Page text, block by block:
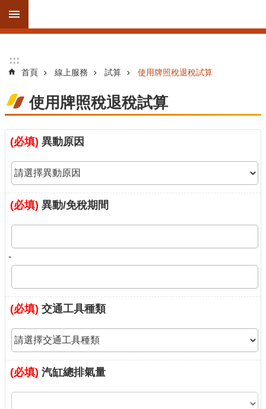
跳到主要內容區塊
階
搜
訊
公
告
線
上
交
便
民
服
:::
:::
首頁 線上服務 試算 使用牌照稅退稅試算
使用牌照稅退稅試算
(必填) 異動原因
(必填) 異動/免稅期間
-
(必填) 交通工具種類
(必填) 汽缸總排氣量